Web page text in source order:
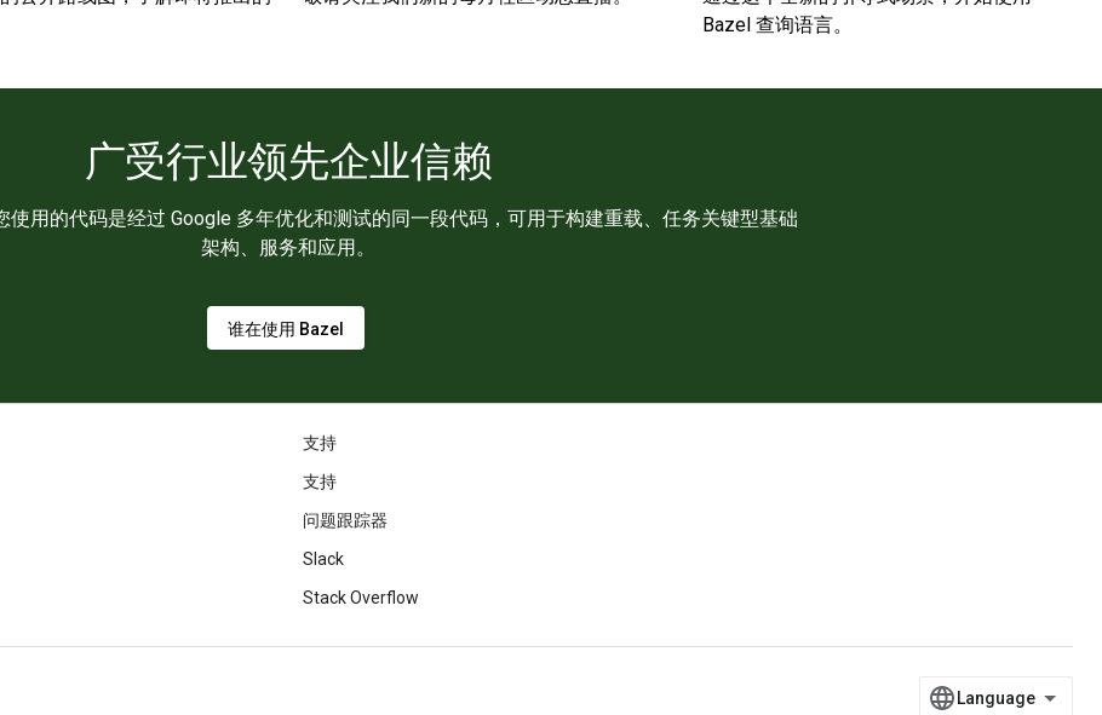
Bazel 查询语言。
广受行业领先企业信赖
使用的代码是经过 Google 多年优化和测试的同一段代码，可用于构建重载、任务关键型基础
架构、服务和应用。
谁在使用 Bazel
支持
支持
问题跟踪器
Slack
Stack Overflow